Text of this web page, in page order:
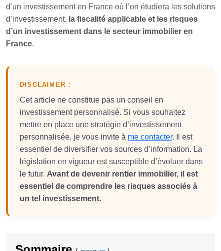
d’un investissement en France où l’on étudiera les solutions
d’investissement, la fiscalité applicable et les risques
d’un investissement dans le secteur immobilier en
France.
DISCLAIMER :
Cet article ne constitue pas un conseil en
investissement personnalisé. Si vous souhaitez
mettre en place une stratégie d’investissement
personnalisée, je vous invite à me contacter. Il est
essentiel de diversifier vos sources d’information. La
législation en vigueur est susceptible d’évoluer dans
le futur. Avant de devenir rentier immobilier, il est
essentiel de comprendre les risques associés à
un tel investissement.